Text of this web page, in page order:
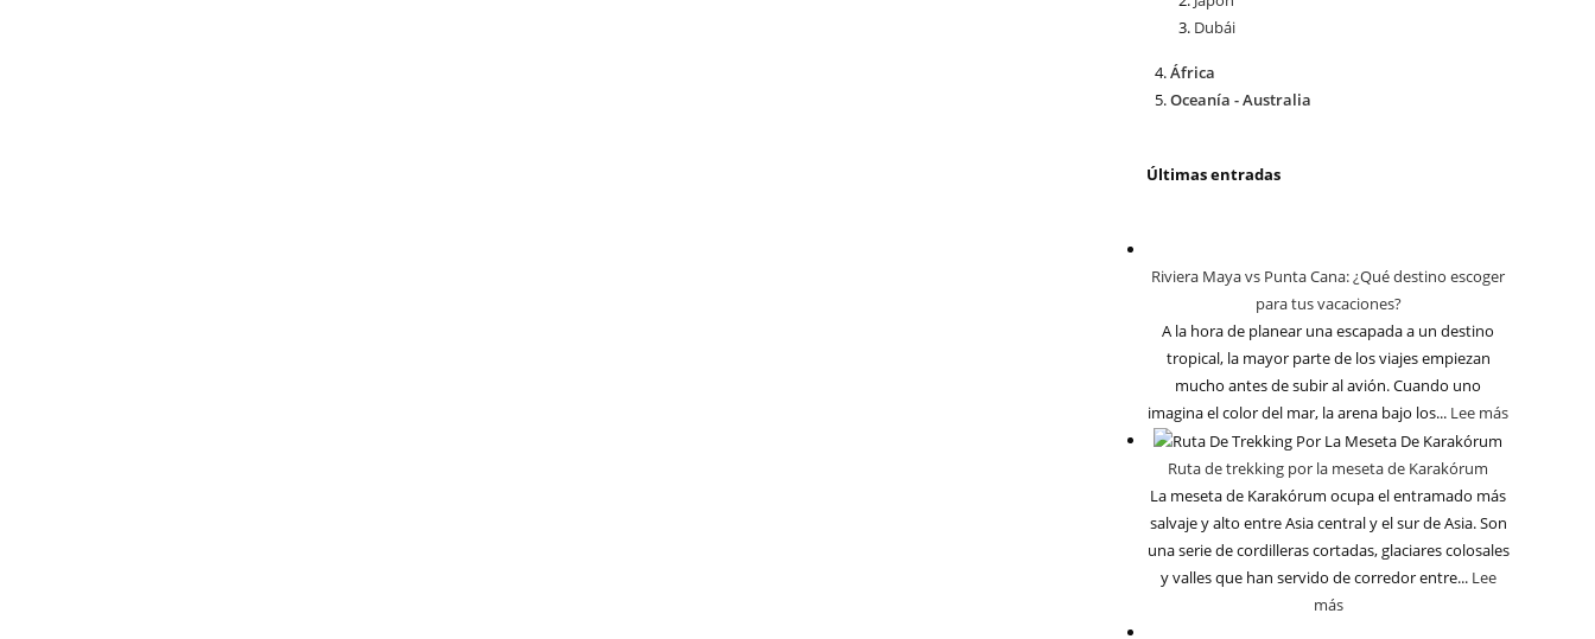
Dubái
África
Oceanía - Australia
Últimas entradas
Riviera Maya vs Punta Cana: ¿Qué destino escoger
para tus vacaciones?
A la hora de planear una escapada a un destino
tropical, la mayor parte de los viajes empiezan
mucho antes de subir al avión. Cuando uno
imagina el color del mar, la arena bajo los... Lee más
Ruta de trekking por la meseta de Karakórum
La meseta de Karakórum ocupa el entramado más
salvaje y alto entre Asia central y el sur de Asia. Son
una serie de cordilleras cortadas, glaciares colosales
y valles que han servido de corredor entre... Lee
más